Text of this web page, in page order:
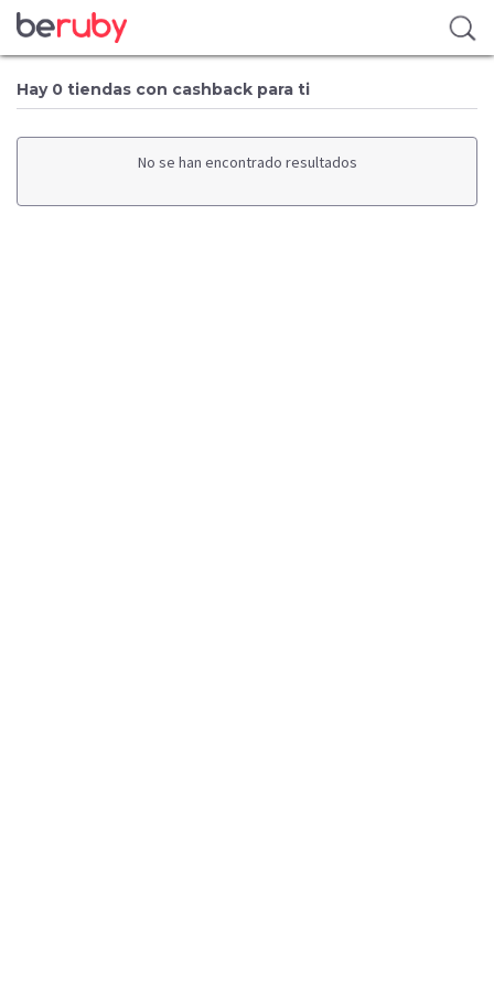
Hay 0 tiendas con cashback para ti
No se han encontrado resultados